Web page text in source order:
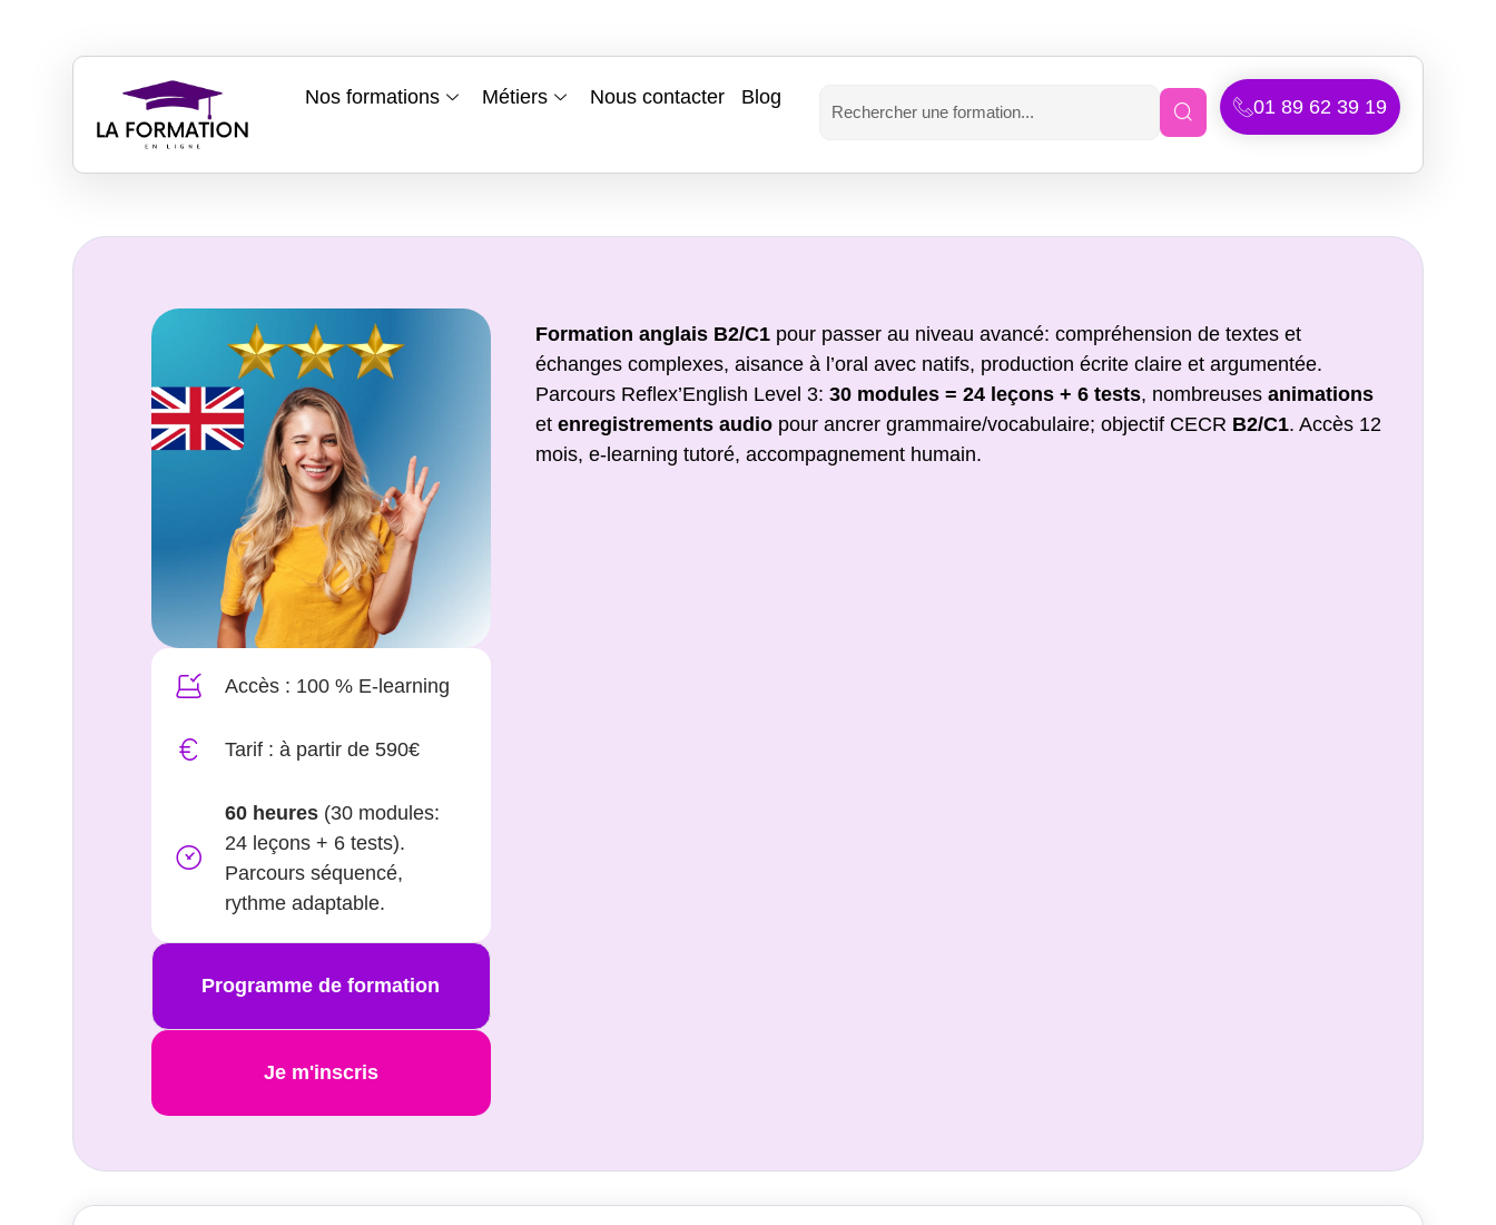
Nos formations Métiers Nous contacter Blog 01 89 62 39 19
Accès : 100 % E-learning
Tarif : à partir de 590€
60 heures (30 modules:
24 leçons + 6 tests).
Parcours séquencé,
rythme adaptable.
Programme de formation
Je m'inscris
Formation anglais B2/C1pour passer au niveau avancé: compréhension de textes et
échanges complexes, aisance à l’oral avec natifs, production écrite claire et argumentée.
Parcours Reflex’English Level 3: 30 modules = 24 leçons + 6 tests, nombreuses animations
et enregistrements audiopour ancrer grammaire/vocabulaire; objectif CECR B2/C1. Accès 12
mois, e-learning tutoré, accompagnement humain.